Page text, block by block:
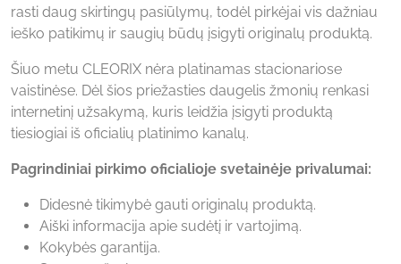
rasti daug skirtingų pasiūlymų, todėl pirkėjai vis dažniau
ieško patikimų ir saugių būdų įsigyti originalų produktą.
Šiuo metu CLEORIX nėra platinamas stacionariose
vaistinėse. Dėl šios priežasties daugelis žmonių renkasi
internetinį užsakymą, kuris leidžia įsigyti produktą
tiesiogiai iš oficialių platinimo kanalų.
Pagrindiniai pirkimo oficialioje svetainėje privalumai:
Didesnė tikimybė gauti originalų produktą.
Aiški informacija apie sudėtį ir vartojimą.
Kokybės garantija.